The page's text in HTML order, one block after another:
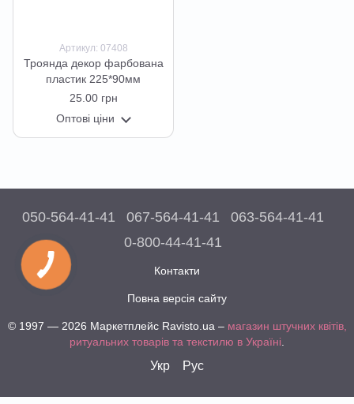
Артикул: 07408
Троянда декор фарбована
пластик 225*90мм
25.00 грн
Оптові ціни
050-564-41-41 067-564-41-41
063-564-41-41
0-800-44-41-41
Контакти
Повна версія сайту
© 1997 — 2026 Маркетплейс Ravisto.ua – магазин штучних квітів,
ритуальних товарів та текстилю в Україні
Укр Рус